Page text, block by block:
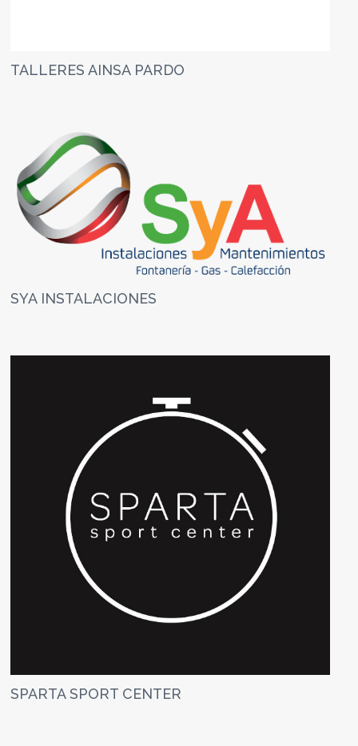
TALLERES AINSA PARDO
SYA INSTALACIONES
SPARTA SPORT CENTER